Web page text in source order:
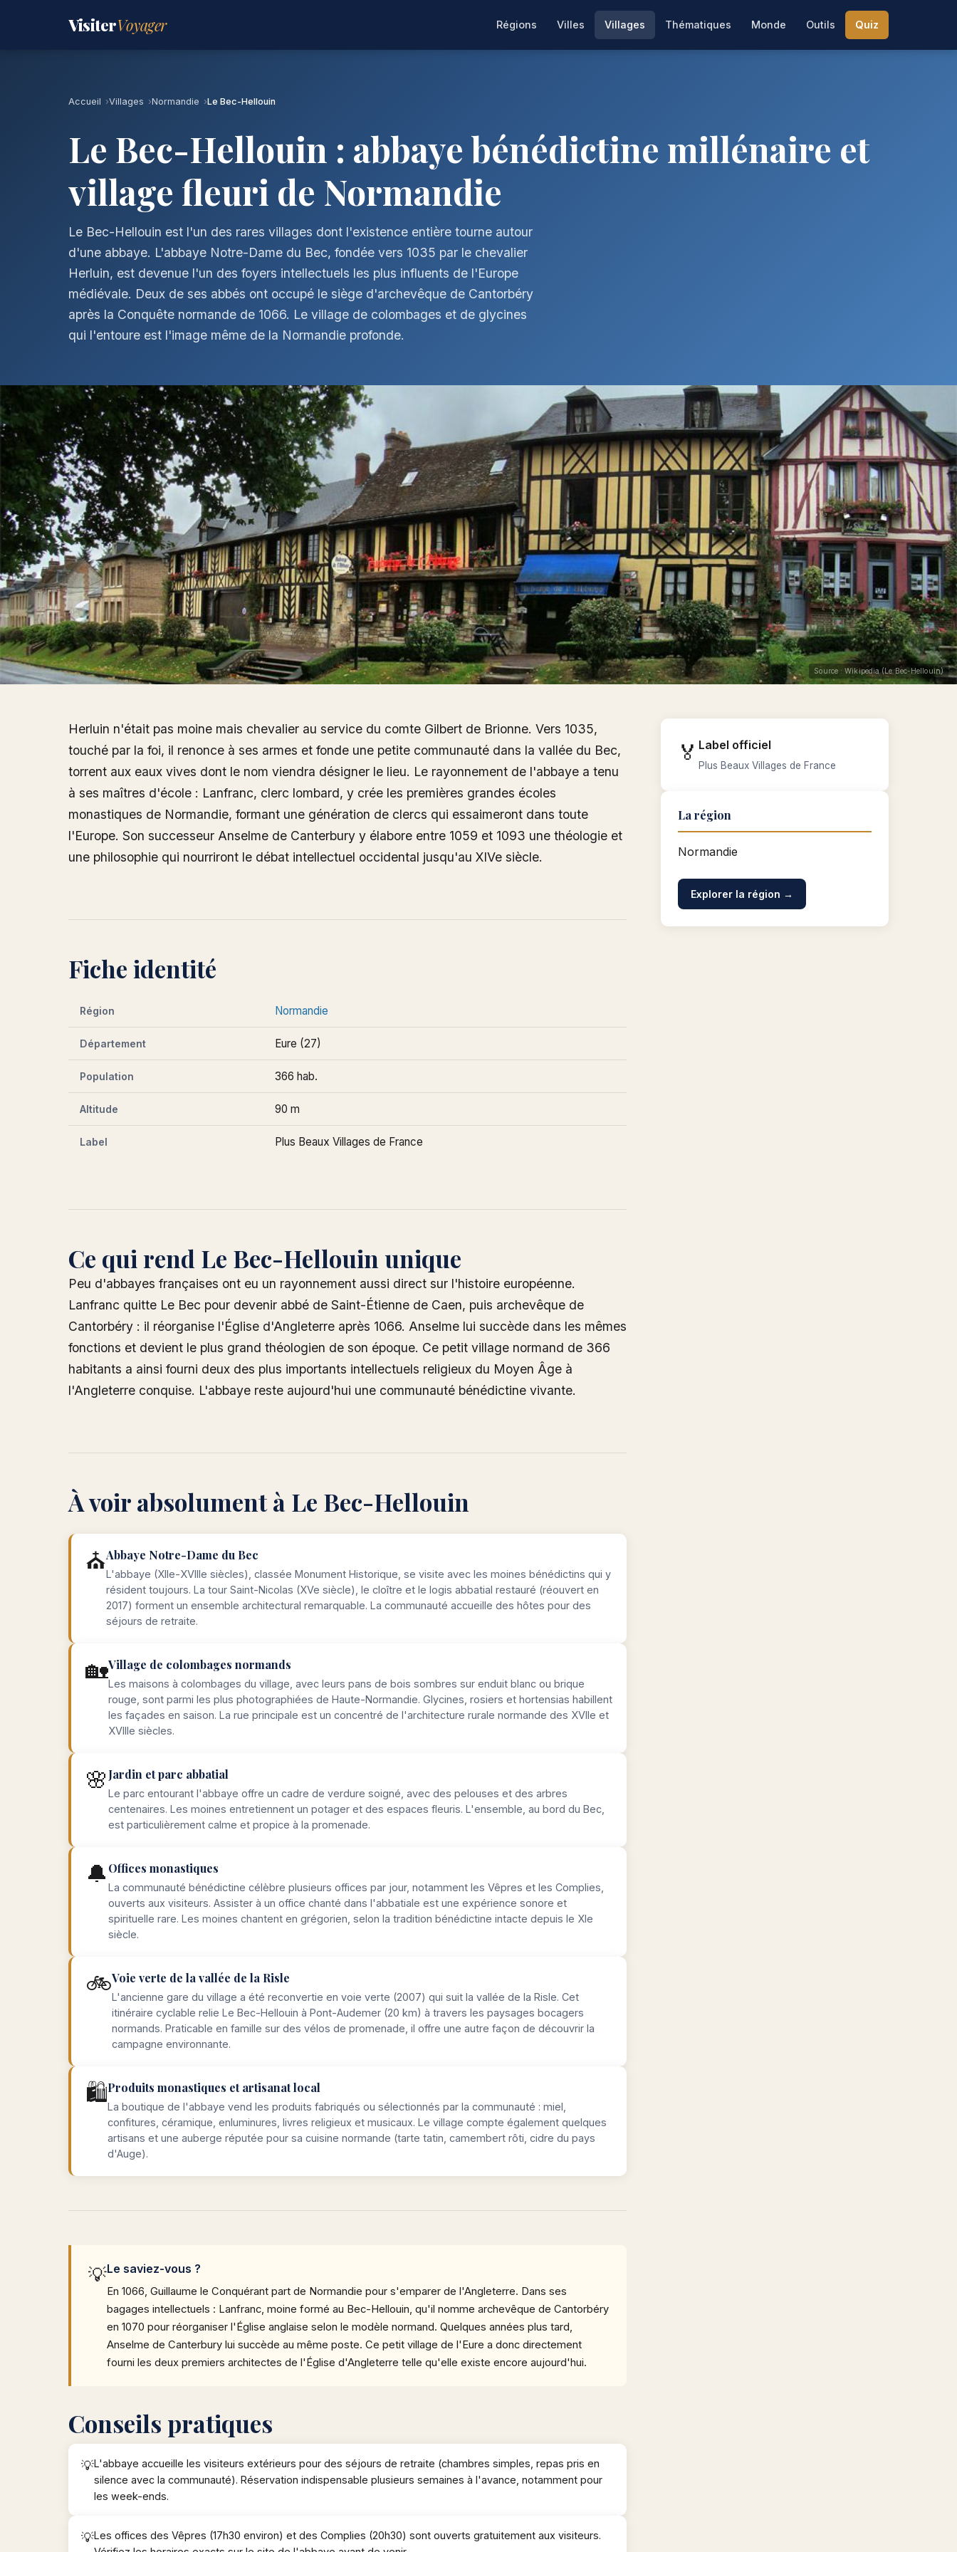
VisiterVoyager Régions Villes Villages Thématiques Monde Outils Quiz
Accueil Villages Normandie Le Bec-Hellouin
Le Bec-Hellouin : abbaye bénédictine millénaire et
village fleuri de Normandie
Le Bec-Hellouin est l'un des rares villages dont l'existence entière tourne autour
d'une abbaye. L'abbaye Notre-Dame du Bec, fondée vers 1035 par le chevalier
Herluin, est devenue l'un des foyers intellectuels les plus influents de l'Europe
médiévale. Deux de ses abbés ont occupé le siège d'archevêque de Cantorbéry
après la Conquête normande de 1066. Le village de colombages et de glycines
qui l'entoure est l'image même de la Normandie profonde.
Source : Wikipedia (Le Bec-Hellouin)
Herluin n'était pas moine mais chevalier au service du comte Gilbert de Brionne. Vers 1035,
touché par la foi, il renonce à ses armes et fonde une petite communauté dans la vallée du Bec,
torrent aux eaux vives dont le nom viendra désigner le lieu. Le rayonnement de l'abbaye a tenu
à ses maîtres d'école : Lanfranc, clerc lombard, y crée les premières grandes écoles
monastiques de Normandie, formant une génération de clercs qui essaimeront dans toute
l'Europe. Son successeur Anselme de Canterbury y élabore entre 1059 et 1093 une théologie et
une philosophie qui nourriront le débat intellectuel occidental jusqu'au XIVe siècle.
Fiche identité
Région Normandie
Département Eure (27)
Population 366 hab.
Altitude 90 m
Label Plus Beaux Villages de France
Ce qui rend Le Bec-Hellouin unique
Peu d'abbayes françaises ont eu un rayonnement aussi direct sur l'histoire européenne.
Lanfranc quitte Le Bec pour devenir abbé de Saint-Étienne de Caen, puis archevêque de
Cantorbéry : il réorganise l'Église d'Angleterre après 1066. Anselme lui succède dans les mêmes
fonctions et devient le plus grand théologien de son époque. Ce petit village normand de 366
habitants a ainsi fourni deux des plus importants intellectuels religieux du Moyen Âge à
l'Angleterre conquise. L'abbaye reste aujourd'hui une communauté bénédictine vivante.
À voir absolument à Le Bec-Hellouin
⛪Abbaye Notre-Dame du Bec
L'abbaye (XIIe-XVIIIe siècles), classée Monument Historique, se visite avec les moines bénédictins qui y
résident toujours. La tour Saint-Nicolas (XVe siècle), le cloître et le logis abbatial restauré (réouvert en
2017) forment un ensemble architectural remarquable. La communauté accueille des hôtes pour des
séjours de retraite.
🏡Village de colombages normands
Les maisons à colombages du village, avec leurs pans de bois sombres sur enduit blanc ou brique
rouge, sont parmi les plus photographiées de Haute-Normandie. Glycines, rosiers et hortensias habillent
les façades en saison. La rue principale est un concentré de l'architecture rurale normande des XVIIe et
XVIIIe siècles.
🌸 Jardin et parc abbatial
Le parc entourant l'abbaye offre un cadre de verdure soigné, avec des pelouses et des arbres
centenaires. Les moines entretiennent un potager et des espaces fleuris. L'ensemble, au bord du Bec,
est particulièrement calme et propice à la promenade.
🔔 Offices monastiques
La communauté bénédictine célèbre plusieurs offices par jour, notamment les Vêpres et les Complies,
ouverts aux visiteurs. Assister à un office chanté dans l'abbatiale est une expérience sonore et
spirituelle rare. Les moines chantent en grégorien, selon la tradition bénédictine intacte depuis le XIe
siècle.
🚲Voie verte de la vallée de la Risle
L'ancienne gare du village a été reconvertie en voie verte (2007) qui suit la vallée de la Risle. Cet
itinéraire cyclable relie Le Bec-Hellouin à Pont-Audemer (20 km) à travers les paysages bocagers
normands. Praticable en famille sur des vélos de promenade, il offre une autre façon de découvrir la
campagne environnante.
🛍️Produits monastiques et artisanat local
La boutique de l'abbaye vend les produits fabriqués ou sélectionnés par la communauté : miel,
confitures, céramique, enluminures, livres religieux et musicaux. Le village compte également quelques
artisans et une auberge réputée pour sa cuisine normande (tarte tatin, camembert rôti, cidre du pays
d'Auge).
💡Le saviez-vous ?
En 1066, Guillaume le Conquérant part de Normandie pour s'emparer de l'Angleterre. Dans ses
bagages intellectuels : Lanfranc, moine formé au Bec-Hellouin, qu'il nomme archevêque de Cantorbéry
en 1070 pour réorganiser l'Église anglaise selon le modèle normand. Quelques années plus tard,
Anselme de Canterbury lui succède au même poste. Ce petit village de l'Eure a donc directement
fourni les deux premiers architectes de l'Église d'Angleterre telle qu'elle existe encore aujourd'hui.
Conseils pratiques
L'abbaye accueille les visiteurs extérieurs pour des séjours de retraite (chambres simples, repas pris en
silence avec la communauté). Réservation indispensable plusieurs semaines à l'avance, notamment pour
les week-ends.
Les offices des Vêpres (17h30 environ) et des Complies (20h30) sont ouverts gratuitement aux visiteurs.
🏅 Label officiel
Plus Beaux Villages de France
La région
Normandie
Explorer la région →